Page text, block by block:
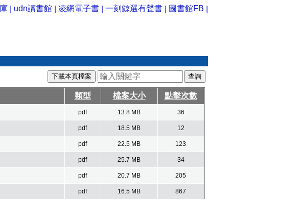
udn讀書館| 凌網電子書| 一刻鯨選有聲書| 圖書館FB
下載本頁檔案
類型 檔案大小 點擊次數
pdf 13.8 MB 36
pdf 18.5 MB 12
pdf 22.5 MB 123
pdf 25.7 MB 34
pdf 20.7 MB 205
pdf 16.5 MB 867